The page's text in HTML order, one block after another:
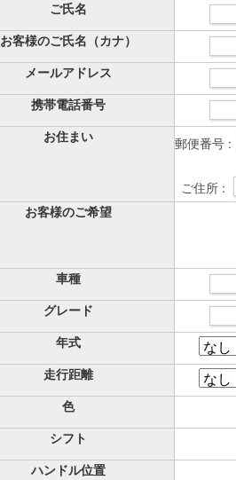
ご氏名
お客様のご氏名（カナ）
メールアドレス
携帯電話番号
お住まい
郵便番号 :
ご住所 :
お客様のご希望
車種
グレード
年式
走行距離
色
シフト
ハンドル位置